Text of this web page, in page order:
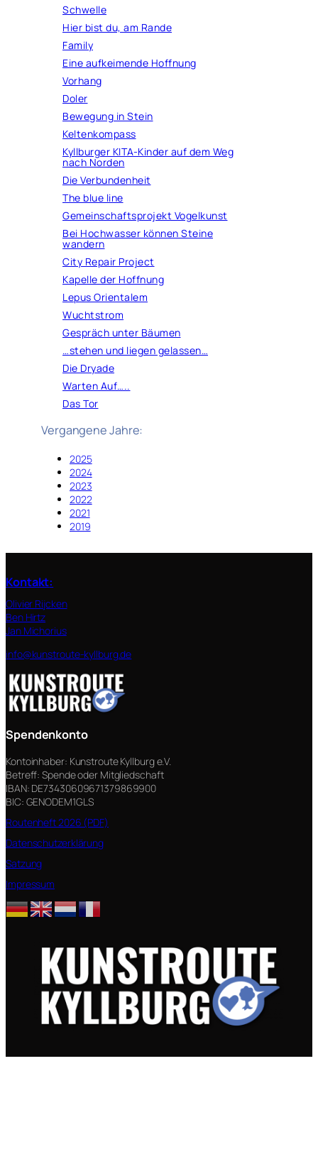
Schwelle
Hier bist du, am Rande
Family
Eine aufkeimende Hoffnung
Vorhang
Doler
Bewegung in Stein
Keltenkompass
Kyllburger KITA-Kinder auf dem Weg
nach Norden
Die Verbundenheit
The blue line
Gemeinschaftsprojekt Vogelkunst
Bei Hochwasser können Steine
wandern
City Repair Project
Kapelle der Hoffnung
Lepus Orientalem
Wuchtstrom
Gespräch unter Bäumen
…stehen und liegen gelassen…
Die Dryade
Warten Auf…..
Das Tor
Vergangene Jahre:
2025
2024
2023
2022
2021
2019
Kontakt:
Olivier Rijcken
Ben Hirtz
Jan Michorius
info@kunstroute-kyllburg.de
Spendenkonto
Kontoinhaber: Kunstroute Kyllburg e.V.
Betreff: Spende oder Mitgliedschaft
IBAN: DE73430609671379869900
BIC: GENODEM1GLS
Routenheft 2026 (PDF)
Datenschutzerklärung
Satzung
Impressum